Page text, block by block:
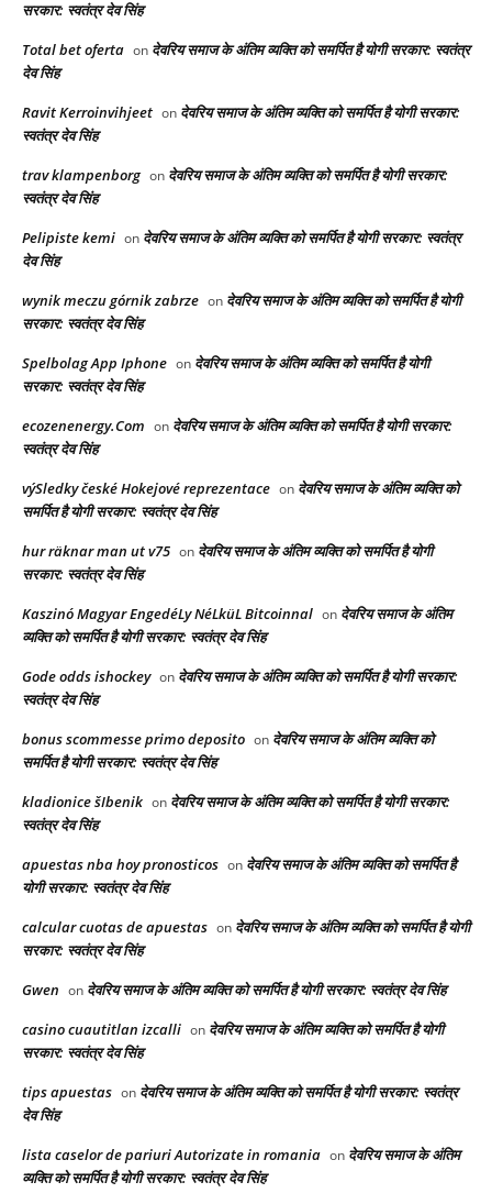
सरकार: स्वतंत्र देव सिंह
Total bet oferta on देवरिय समाज के अंतिम व्यक्ति को समर्पित है योगी सरकार: स्वतंत्र
देव सिंह
Ravit Kerroinvihjeet on देवरिय समाज के अंतिम व्यक्ति को समर्पित है योगी सरकार:
स्वतंत्र देव सिंह
trav klampenborg on देवरिय समाज के अंतिम व्यक्ति को समर्पित है योगी सरकार:
स्वतंत्र देव सिंह
Pelipiste kemi on देवरिय समाज के अंतिम व्यक्ति को समर्पित है योगी सरकार: स्वतंत्र
देव सिंह
wynik meczu górnik zabrze on देवरिय समाज के अंतिम व्यक्ति को समर्पित है योगी
सरकार: स्वतंत्र देव सिंह
Spelbolag App Iphone on देवरिय समाज के अंतिम व्यक्ति को समर्पित है योगी
सरकार: स्वतंत्र देव सिंह
ecozenenergy.Com on देवरिय समाज के अंतिम व्यक्ति को समर्पित है योगी सरकार:
स्वतंत्र देव सिंह
výSledky české Hokejové reprezentace on देवरिय समाज के अंतिम व्यक्ति को
समर्पित है योगी सरकार: स्वतंत्र देव सिंह
hur räknar man ut v75 on देवरिय समाज के अंतिम व्यक्ति को समर्पित है योगी
सरकार: स्वतंत्र देव सिंह
Kaszinó Magyar EngedéLy NéLküL Bitcoinnal on देवरिय समाज के अंतिम
व्यक्ति को समर्पित है योगी सरकार: स्वतंत्र देव सिंह
Gode odds ishockey on देवरिय समाज के अंतिम व्यक्ति को समर्पित है योगी सरकार:
स्वतंत्र देव सिंह
bonus scommesse primo deposito on देवरिय समाज के अंतिम व्यक्ति को
समर्पित है योगी सरकार: स्वतंत्र देव सिंह
kladionice šIbenik on देवरिय समाज के अंतिम व्यक्ति को समर्पित है योगी सरकार:
स्वतंत्र देव सिंह
apuestas nba hoy pronosticos on देवरिय समाज के अंतिम व्यक्ति को समर्पित है
योगी सरकार: स्वतंत्र देव सिंह
calcular cuotas de apuestas on देवरिय समाज के अंतिम व्यक्ति को समर्पित है योगी
सरकार: स्वतंत्र देव सिंह
Gwen on देवरिय समाज के अंतिम व्यक्ति को समर्पित है योगी सरकार: स्वतंत्र देव सिंह
casino cuautitlan izcalli on देवरिय समाज के अंतिम व्यक्ति को समर्पित है योगी
सरकार: स्वतंत्र देव सिंह
tips apuestas on देवरिय समाज के अंतिम व्यक्ति को समर्पित है योगी सरकार: स्वतंत्र
देव सिंह
lista caselor de pariuri Autorizate in romania on देवरिय समाज के अंतिम
व्यक्ति को समर्पित है योगी सरकार: स्वतंत्र देव सिंह